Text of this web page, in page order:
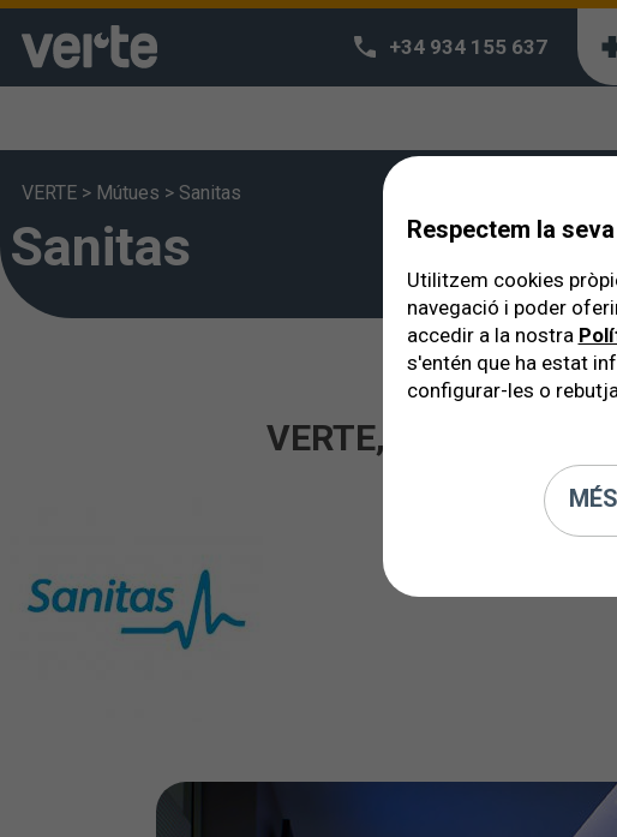
+34 934 155 637
VERTE > Mútues > Sanitas
Sanitas
VERTE, el teu
Respectem la
Utilitzem cookies
navegació i poder
accedir a la nostra
s'entén que ha estat
configurar-les o